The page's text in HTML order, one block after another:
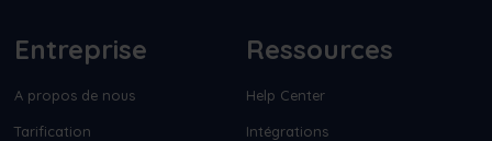
Entreprise
A propos de nous
Tarification
Ressources
Help Center
Intégrations